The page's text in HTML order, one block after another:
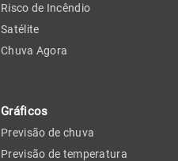
Risco de Incêndio
Satélite
Chuva Agora
Gráficos
Previsão de chuva
Previsão de temperatura